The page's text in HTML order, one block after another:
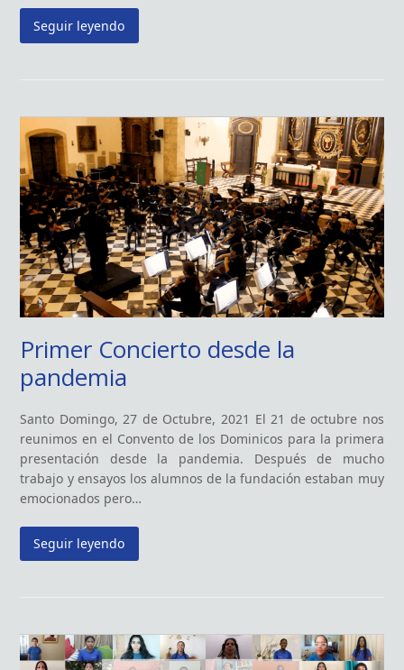
Seguir leyendo
Primer Concierto desde la
pandemia
Santo Domingo, 27 de Octubre, 2021 El 21 de octubre nos
reunimos en el Convento de los Dominicos para la primera
presentación desde la pandemia. Después de mucho
trabajo y ensayos los alumnos de la fundación estaban muy
emocionados pero…
Seguir leyendo